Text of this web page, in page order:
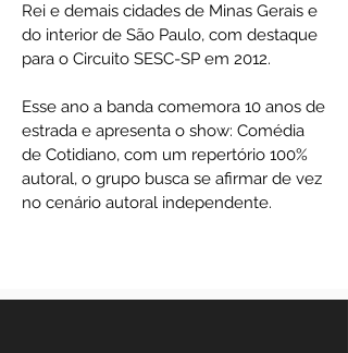
Rei e demais cidades de Minas Gerais e
do interior de São Paulo, com destaque
para o Circuito SESC-SP em 2012.
Esse ano a banda comemora 10 anos de
estrada e apresenta o show: Comédia
de Cotidiano, com um repertório 100%
autoral, o grupo busca se afirmar de vez
no cenário autoral independente.